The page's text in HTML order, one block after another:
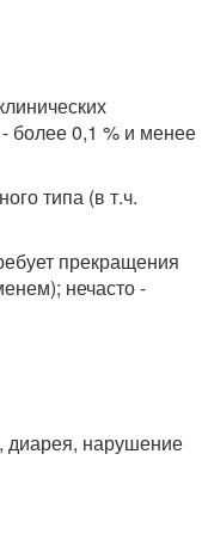
более 0,1 % и менее
типа (в т.ч.
прекращения
нечасто -
диарея, нарушение